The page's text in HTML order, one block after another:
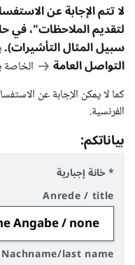
لا تتم الإجابة عن
لتقديم الملاحظات"، في
سبيل المثال التأشيرات).
التواصل العامة
الخاصة
كما لا يمكن الإجابة عن
الفرنسية.
بياناتكم:
* خانة إجبارية
Anrede / title
Nachname/last name